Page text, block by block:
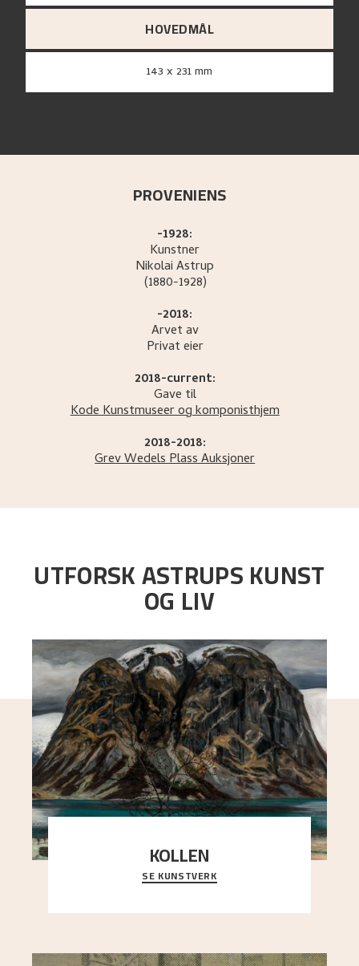
HOVEDMÅL
143 x 231 mm
PROVENIENS
-1928:
Kunstner
NikolaiAstrup
(1880-1928)
-2018:
Arvet av
Privat eier
2018-current:
Gave til
Kode Kunstmuseer og komponisthjem
2018-2018:
Grev Wedels Plass Auksjoner
UTFORSK ASTRUPS KUNST
OG LIV
KOLLEN
Et ruvende fjell dominerer bildeflaten, og står i
sterk kontrast til det spinkle rognetreet ute
SE KUNSTVERK